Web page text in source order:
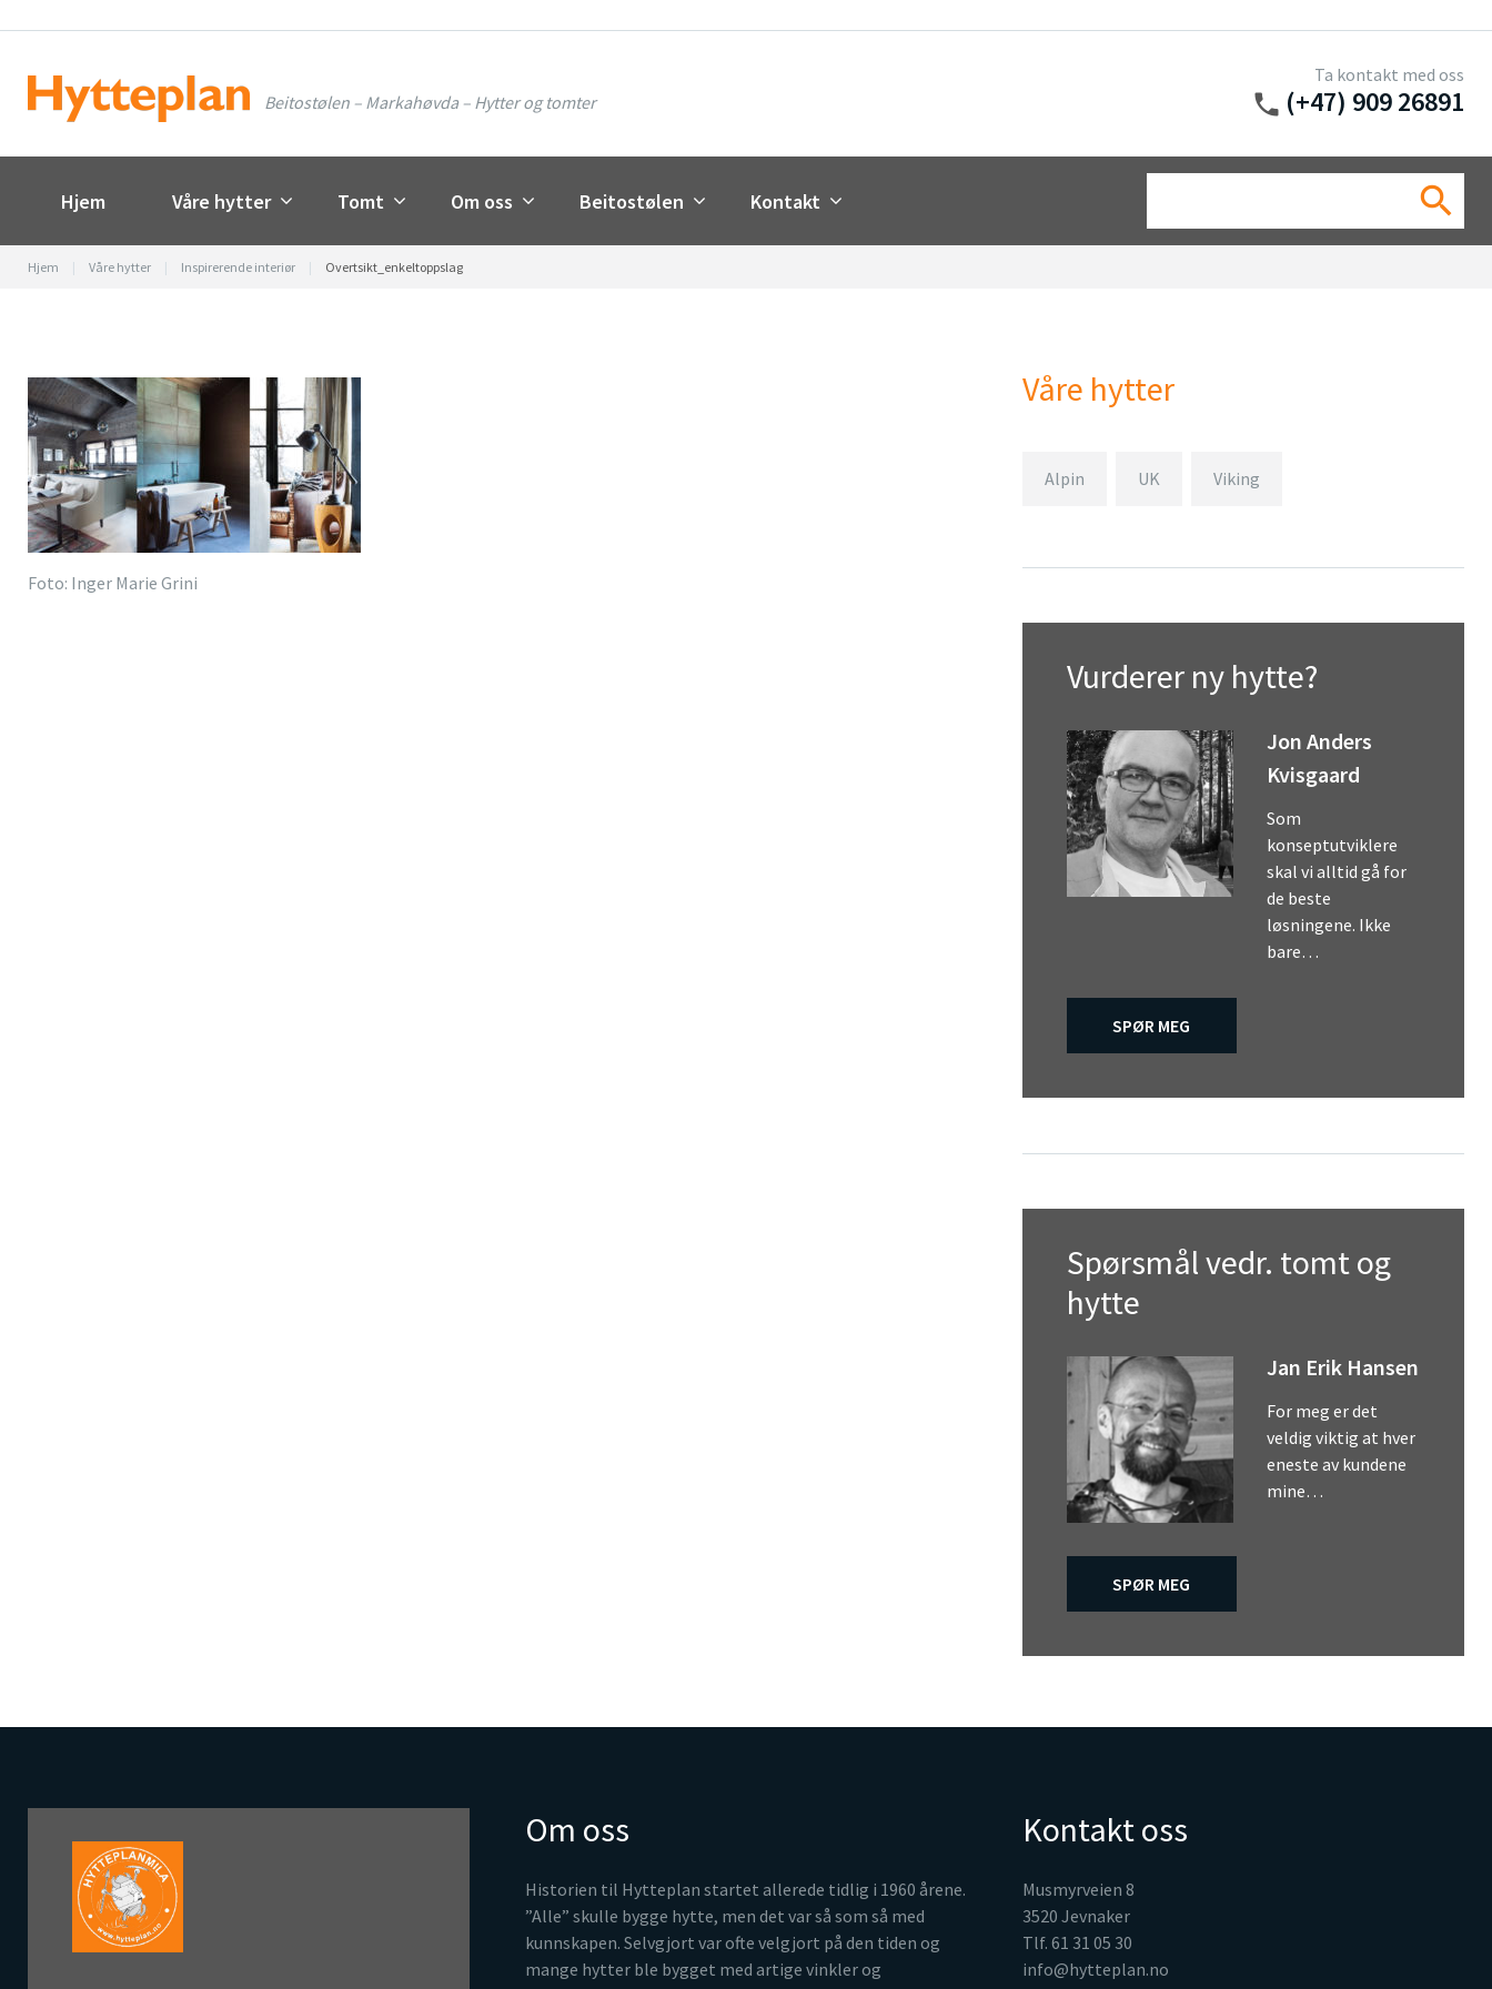
Beitostølen – Markahøvda – Hytter og tomter
Ta kontakt med oss
phone (+47) 909 26891
Hjem Våre hytter Tomt Om oss Beitostølen Kontakt search
Hjem | Våre hytter | Inspirerende interiør | Overtsikt_enkeltoppslag
Foto: Inger Marie Grini
Våre hytter
Alpin UK Viking
Vurderer ny hytte?
Jon Anders
Kvisgaard
Som
konseptutviklere
skal vi alltid gå for
de beste
løsningene. Ikke
bare…
SPØR MEG
Spørsmål vedr. tomt og
hytte
Jan Erik Hansen
For meg er det
veldig viktig at hver
eneste av kundene
mine…
SPØR MEG
Om oss
Historien til Hytteplan startet allerede tidlig i 1960 årene.
”Alle” skulle bygge hytte, men det var så som så med
kunnskapen. Selvgjort var ofte velgjort på den tiden og
mange hytter ble bygget med artige vinkler og
Kontakt oss
Musmyrveien 8
3520 Jevnaker
Tlf. 61 31 05 30
info@hytteplan.no